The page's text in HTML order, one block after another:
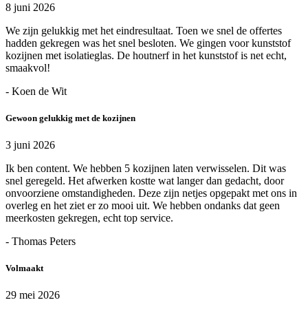
8 juni 2026
We zijn gelukkig met het eindresultaat. Toen we snel de offertes
hadden gekregen was het snel besloten. We gingen voor kunststof
kozijnen met isolatieglas. De houtnerf in het kunststof is net echt,
smaakvol!
- Koen de Wit
Gewoon gelukkig met de kozijnen
3 juni 2026
Ik ben content. We hebben 5 kozijnen laten verwisselen. Dit was
snel geregeld. Het afwerken kostte wat langer dan gedacht, door
onvoorziene omstandigheden. Deze zijn netjes opgepakt met ons in
overleg en het ziet er zo mooi uit. We hebben ondanks dat geen
meerkosten gekregen, echt top service.
- Thomas Peters
Volmaakt
29 mei 2026